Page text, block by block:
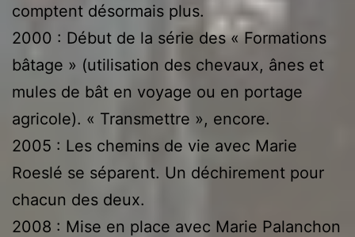
comptent désormais plus.
2000 : Début de la série des « Formations
bâtage » (utilisation des chevaux, ânes et
mules de bât en voyage ou en portage
agricole). « Transmettre », encore.
2005 : Les chemins de vie avec Marie
Roeslé se séparent. Un déchirement pour
chacun des deux.
2008 : Mise en place avec Marie Palanchon